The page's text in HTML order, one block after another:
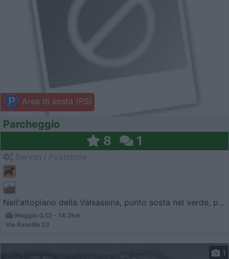
Area di sosta (PS)
Parcheggio
8 1
Nell'altopiano della Valsassina, punto sosta nel verde, p...
Moggio (LC) - 14.3km
Via Rancilio 23
1